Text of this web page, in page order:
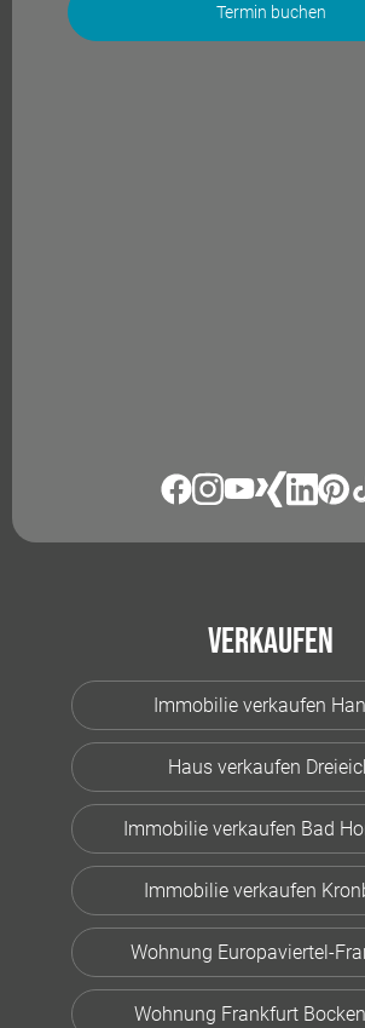
Termin buchen
Verkaufen
Immobilie verkaufen
Haus verkaufen
Immobilie verkaufen Bad
Immobilie verkaufen
Wohnung Europaviertel-
Wohnung Frankfurt